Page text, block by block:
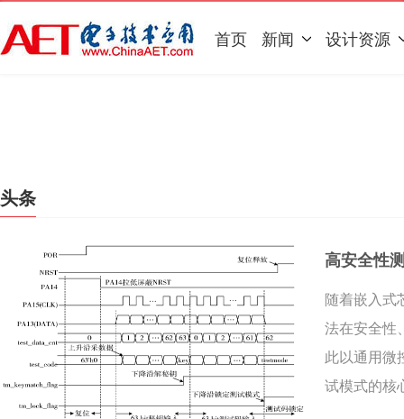
首页 新闻 设计资源
头条
高安全性
随着嵌入式
法在安全性
此以通用微
试模式的核